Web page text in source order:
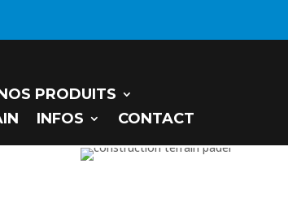
PRODUITS
INFOS CONTACT